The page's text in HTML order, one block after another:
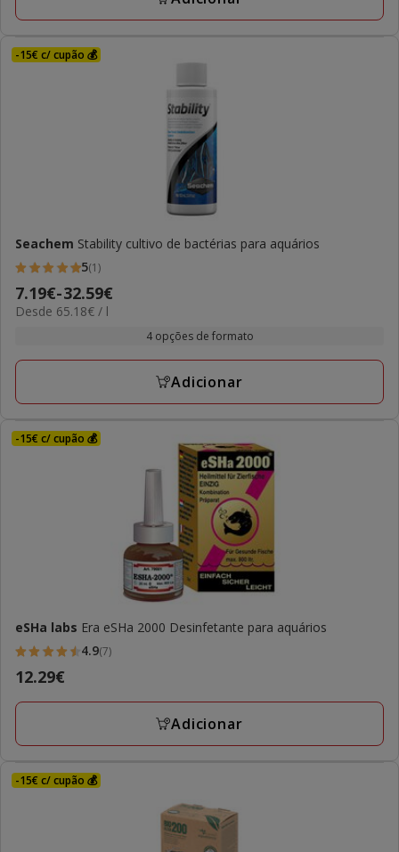
-15€ c/ cupão 💰
Seachem Stability cultivo de bactérias para aquários
5
estrelas
com
avaliações
5(1)
Preço
de
a
7.19€-32.59€
65.18€
Desde 65.18€ / l
4 opções de formato
Adicionar
-15€ c/ cupão 💰
eSHa labs Era eSHa 2000 Desinfetante para aquários
4.9
estrelas
com
avaliações
4.9(7)
Preço
12.29€
12.29€
Adicionar
-15€ c/ cupão 💰